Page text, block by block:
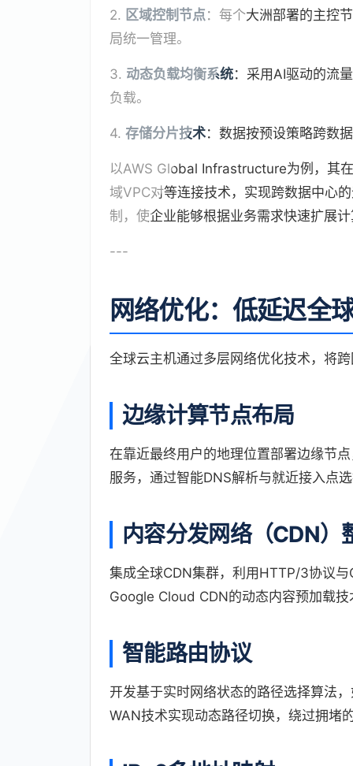
2. 区域控制节点：每个大洲部署的主控
局统一管理。
3. 动态负载均衡系统：采用AI驱动的流
负载。
4. 存储分片技术：数据按预设策略跨数
以AWS Global Infrastructure为例，其
域VPC对等连接技术，实现跨数据中心
制，使企业能够根据业务需求快速扩展
---
网络优化：低延迟全
全球云主机通过多层网络优化技术，将
边缘计算节点布局
在靠近最终用户的地理位置部署边缘节
服务，通过智能DNS解析与就近接入点
内容分发网络（CDN）
集成全球CDN集群，利用HTTP/3协议
Google Cloud CDN的动态内容预加载
智能路由协议
开发基于实时网络状态的路径选择算法
WAN技术实现动态路径切换，绕过拥堵